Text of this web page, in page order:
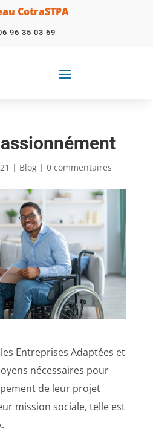
CotraSTPA
96 35 03 69
| Blog| 0 commentaires
Entreprises Adaptées et
nécessaires pour
de leur projet
mission sociale, telle est